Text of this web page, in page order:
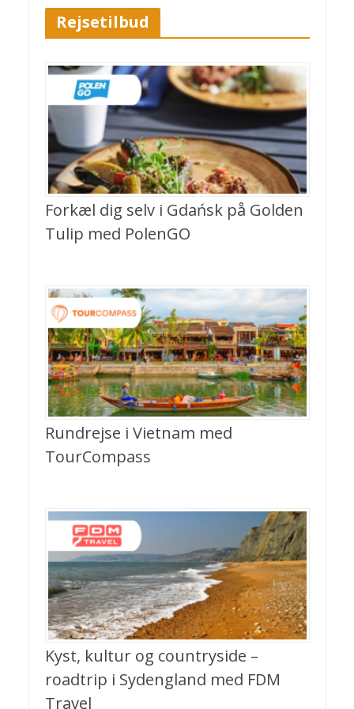
Rejsetilbud
Forkæl dig selv i Gdańsk på Golden
Tulip med PolenGO
Rundrejse i Vietnam med
TourCompass
Kyst, kultur og countryside –
roadtrip i Sydengland med FDM
Travel